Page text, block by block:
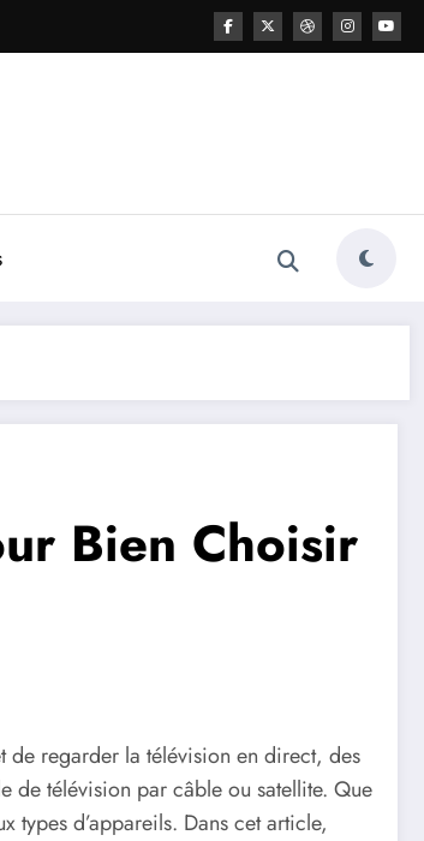
Bien Choisir
de regarder la télévision en direct, des
de télévision par câble ou satellite. Que
types d’appareils. Dans cet article,